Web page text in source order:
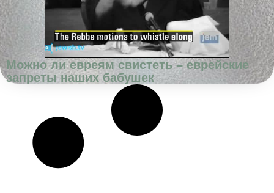
Можно ли евреям свистеть – еврейские
запреты наших бабушек